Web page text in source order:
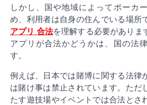
しかし、国や地域によってポーカ
め、利用者は自身の住んでいる場所
アプリ 合法を理解する必要がありま
アプリが合法かどうかは、国の法
す。
例えば、日本では賭博に関する法律
は賭け事は禁止されています。ただ
たす遊技場やイベントでは合法とさ